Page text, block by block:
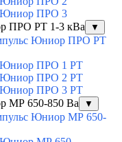
ПРО 3
ПРО РТ 1-3 кВа
▼
Юниор ПРО РТ
ПРО 1 РТ
ПРО 2 РТ
ПРО 3 РТ
МР 650-850 Ва
▼
Юниор МР 650-